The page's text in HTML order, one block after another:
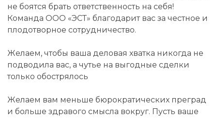
не боятся брать ответственность на себя!
Команда ООО «ЭСТ» благодарит вас за честное и
плодотворное сотрудничество.
Желаем, чтобы ваша деловая хватка никогда не
подводила вас, а чутье на выгодные сделки
только обострялось
Желаем вам меньше бюрократических преград
и больше здравого смысла вокруг. Пусть ваше